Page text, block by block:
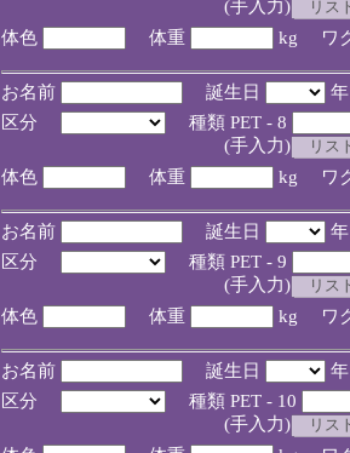
(手入力)
体色
体重 kg ワ
お名前 誕生日
区分
種類 PET - 8
(手入力)
体色
体重 kg ワ
お名前 誕生日
区分
種類 PET - 9
(手入力)
体色
体重 kg ワ
お名前 誕生日
区分
種類 PET - 10
(手入力)